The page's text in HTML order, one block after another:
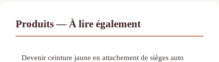
Produits — À lire également
Devenir ceinture jaune en attachement de sièges auto